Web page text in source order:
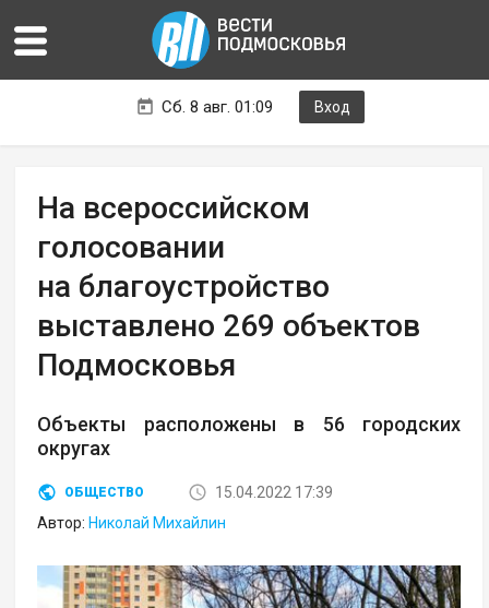
Сб. 8 авг. 01:09 Вход
На всероссийском
голосовании
на благоустройство
выставлено 269 объектов
Подмосковья
Объекты расположены в 56 городских
округах
ОБЩЕСТВО
15.04.2022 17:39
Автор: Николай Михайлин